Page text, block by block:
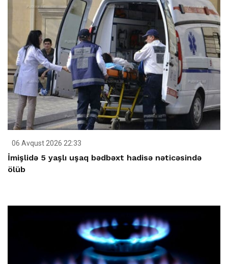
06 Avqust 2026 22:33
İmişlidə 5 yaşlı uşaq bədbəxt hadisə nəticəsində
ölüb